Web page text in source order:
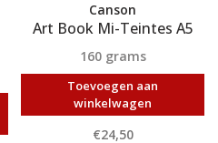
Canson
Art Book Mi-Teintes A5
160 grams
Toevoegen aan
winkelwagen
€24,50